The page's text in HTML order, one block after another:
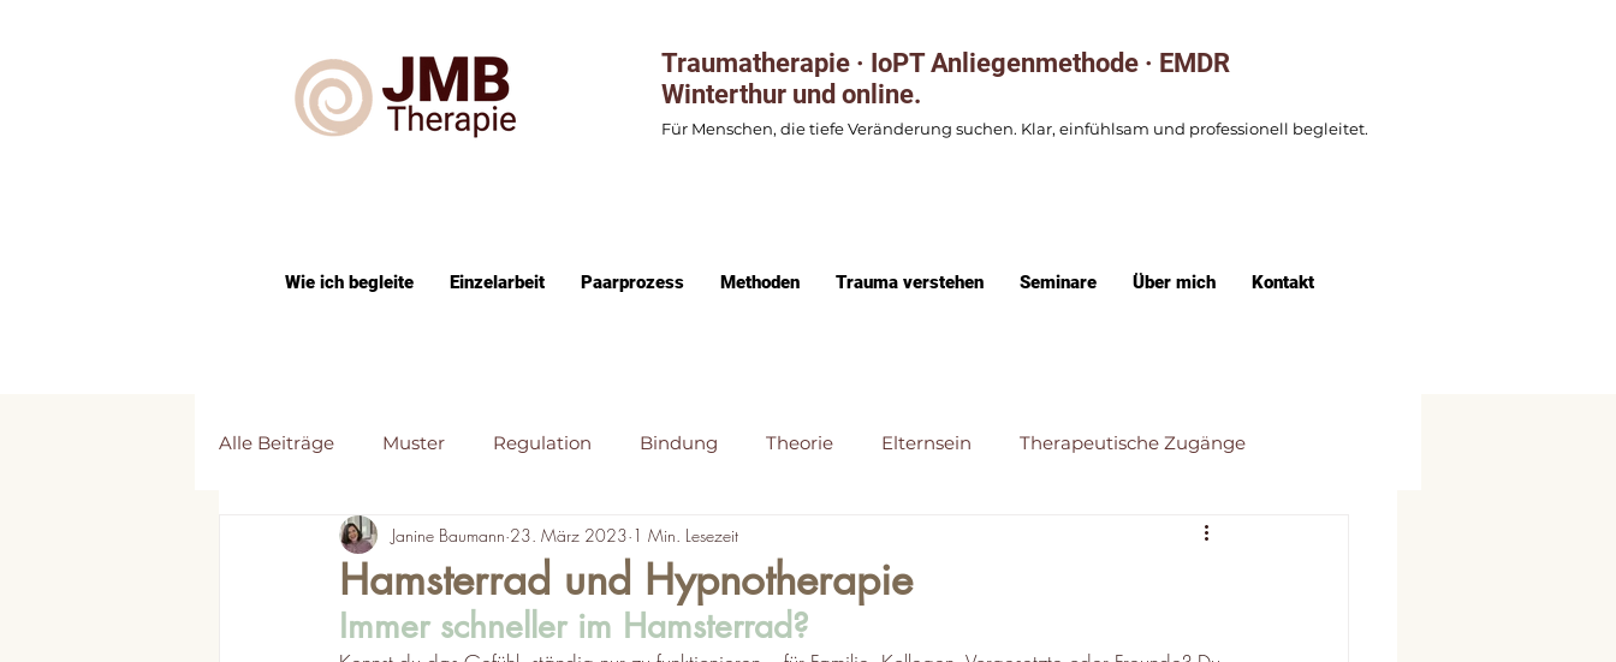
Traumatherapie · IoPT Anliegenmethode · EMDR
Winterthur und online.
Für Menschen, die tiefe Veränderung suchen. Klar, einfühlsam und professionell begleitet.
Wie ich begleite Einzelarbeit Paarprozess Methoden Trauma verstehen Seminare Über mich Kontakt
Alle Beiträge Muster Regulation Bindung Theorie Elternsein Therapeutische Zugänge
Hamsterrad und Hypnotherapie
Janine Baumann 23. März 2023 1 Min. Lesezeit
Immer schneller im Hamsterrad?